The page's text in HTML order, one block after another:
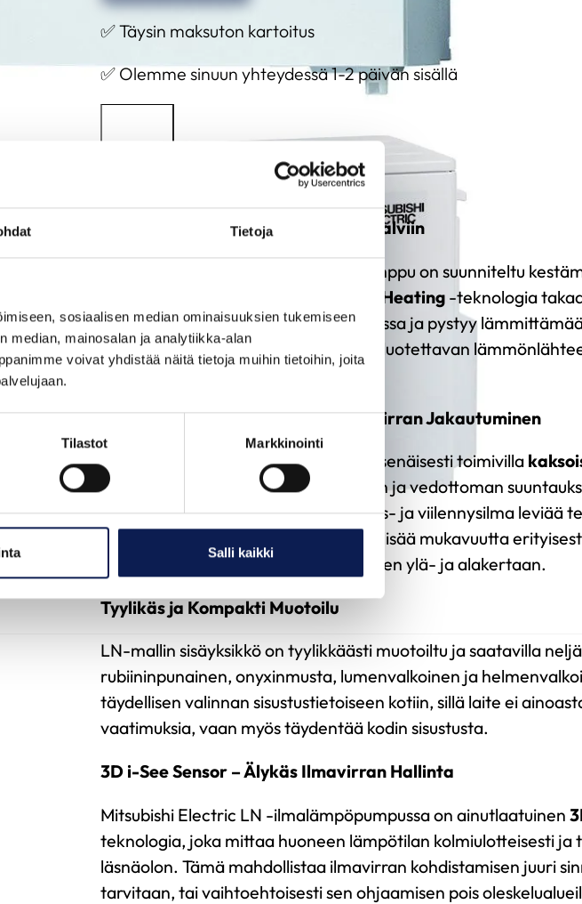
Tietoja
sosiaalisen median ominaisuuksien tukemiseen
median, mainosalan ja analytiikka-alan
voivat yhdistää näitä tietoja muihin tietoihin, joita
Tilastot Markkinointi
Salli kaikki
✅ Täysin maksuton kartoitus
✅ Olemme sinuun yhteydessä 1-2 päivän sisällä
Parasta Lämmitystehoa Pohjolan Talviin
Mitsubishi Electric LN -ilmalämpöpumppu on suunniteltu
Hyper Heating -teknologia
nimellistehonsa vielä -15 °C lämpötilassa ja pystyy
pakkasessa. Tämä tekee LN-mallista luotettavan
kylmimpinä päivinä.
Kaksoissiivekkeet – Tasainen Ilmavirran Jakautuminen
LN-mallin sisäyksikkö on varustettu itsenäisesti toimivilla
mahdollistavat ilmavirran tarkemman ja vedottoman
Kaksoissiivekkeiden ansiosta lämmitys- ja viilennysilma leviää
tasaisemmin koko huoneeseen, mikä lisää mukavuutta
ilmaa samanaikaisesti eri suuntiin, kuten ylä- ja alakertaan.
Tyylikäs ja Kompakti Muotoilu
LN-mallin sisäyksikkö on tyylikkäästi muotoiltu ja saatavilla
rubiininpunainen, onyxinmusta, lumenvalkoinen ja
täydellisen valinnan sisustustietoiseen kotiin, sillä laite ei
vaatimuksia, vaan myös täydentää kodin sisustusta.
3D i-See Sensor – Älykäs Ilmavirran Hallinta
Mitsubishi Electric LN -ilmalämpöpumpussa on ainutlaatuinen
teknologia, joka mittaa huoneen lämpötilan kolmiulotteisesti ja
läsnäolon. Tämä mahdollistaa ilmavirran kohdistamisen juuri
tarvitaan, tai vaihtoehtoisesti sen ohjaamisen pois